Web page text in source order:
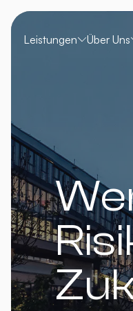
Leistungen Über Uns